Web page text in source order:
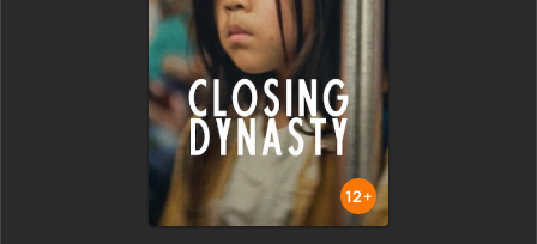
12+